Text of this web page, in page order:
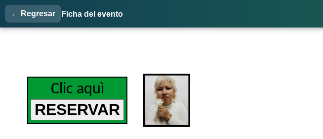
← Regresar Ficha del evento
Clic aquì